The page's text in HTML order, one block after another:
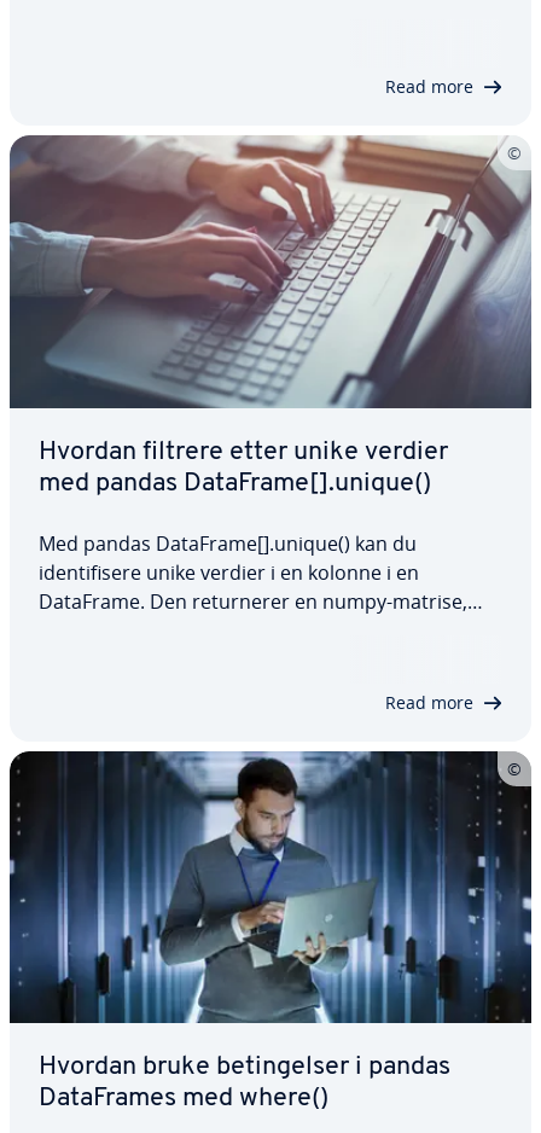
Read more
Hvordan filtrere etter unike verdier
med pandas DataFrame[].unique()
Med pandas DataFrame[].unique() kan du
identifisere unike verdier i en kolonne i en
DataFrame. Den returnerer en numpy-matrise,
Read more
Hvordan bruke betingelser i pandas
DataFrames med where()